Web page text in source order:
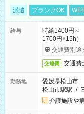
派遣 ブランクOK
給与
時給1400円
1700円×15h）
交通費別途
交通費 交通費
勤務地
愛媛県松山市
松山市駅駅 /
介護施設や